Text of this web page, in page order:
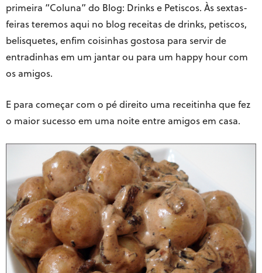
primeira “Coluna” do Blog: Drinks e Petiscos. Às sextas-
feiras teremos aqui no blog receitas de drinks, petiscos,
belisquetes, enfim coisinhas gostosa para servir de
entradinhas em um jantar ou para um happy hour com
os amigos.
E para começar com o pé direito uma receitinha que fez
o maior sucesso em uma noite entre amigos em casa.